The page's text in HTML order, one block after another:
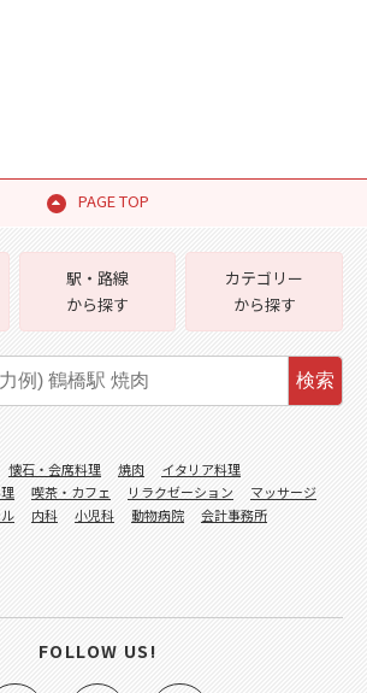
PAGE TOP
駅・路線
から探す
カテゴリー
から探す
検索
懐石・会席料理 焼肉
イタリア料理
喫茶・カフェ リラクゼーション
マッサージ
内科 小児科 動物病院
会計事務所
FOLLOW US!